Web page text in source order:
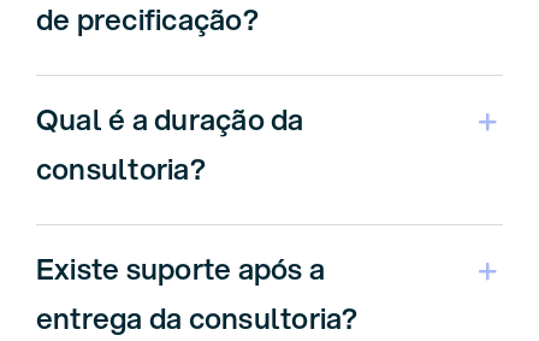
de precificação?
Qual é a duração da
consultoria?
Existe suporte após a
entrega da consultoria?